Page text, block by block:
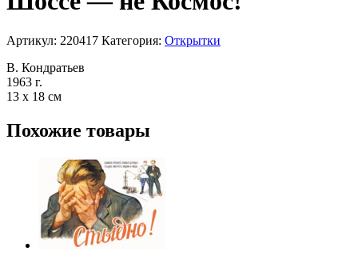
Артикул: 220417 Категория: Открытки
В. Кондратьев
1963 г.
13 х 18 см
Похожие товары